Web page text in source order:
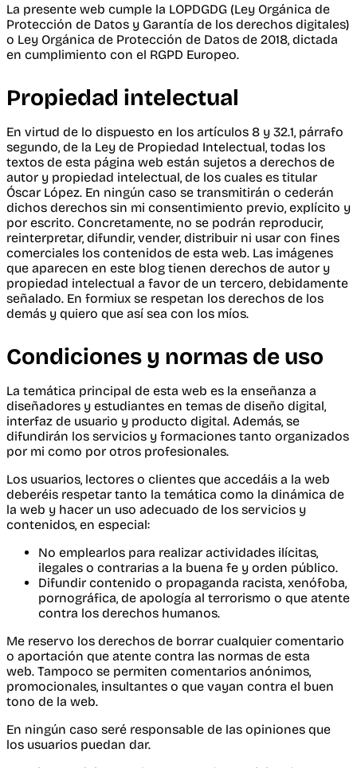
La presente web cumple la LOPDGDG (Ley Orgánica de
Protección de Datos y Garantía de los derechos digitales)
o Ley Orgánica de Protección de Datos de 2018, dictada
en cumplimiento con el RGPD Europeo.
Propiedad intelectual
En virtud de lo dispuesto en los artículos 8 y 32.1, párrafo
segundo, de la Ley de Propiedad Intelectual, todas los
textos de esta página web están sujetos a derechos de
autor y propiedad intelectual, de los cuales es titular
Óscar López. En ningún caso se transmitirán o cederán
dichos derechos sin mi consentimiento previo, explícito y
por escrito. Concretamente, no se podrán reproducir,
reinterpretar, difundir, vender, distribuir ni usar con fines
comerciales los contenidos de esta web. Las imágenes
que aparecen en este blog tienen derechos de autor y
propiedad intelectual a favor de un tercero, debidamente
señalado. En formiux se respetan los derechos de los
demás y quiero que así sea con los míos.
Condiciones y normas de uso
La temática principal de esta web es la enseñanza a
diseñadores y estudiantes en temas de diseño digital,
interfaz de usuario y producto digital. Además, se
difundirán los servicios y formaciones tanto organizados
por mi como por otros profesionales.
Los usuarios, lectores o clientes que accedáis a la web
deberéis respetar tanto la temática como la dinámica de
la web y hacer un uso adecuado de los servicios y
contenidos, en especial:
No emplearlos para realizar actividades ilícitas,
ilegales o contrarias a la buena fe y orden público.
Difundir contenido o propaganda racista, xenófoba,
pornográfica, de apología al terrorismo o que atente
contra los derechos humanos.
Me reservo los derechos de borrar cualquier comentario
o aportación que atente contra las normas de esta
web. Tampoco se permiten comentarios anónimos,
promocionales, insultantes o que vayan contra el buen
tono de la web.
En ningún caso seré responsable de las opiniones que
los usuarios puedan dar.